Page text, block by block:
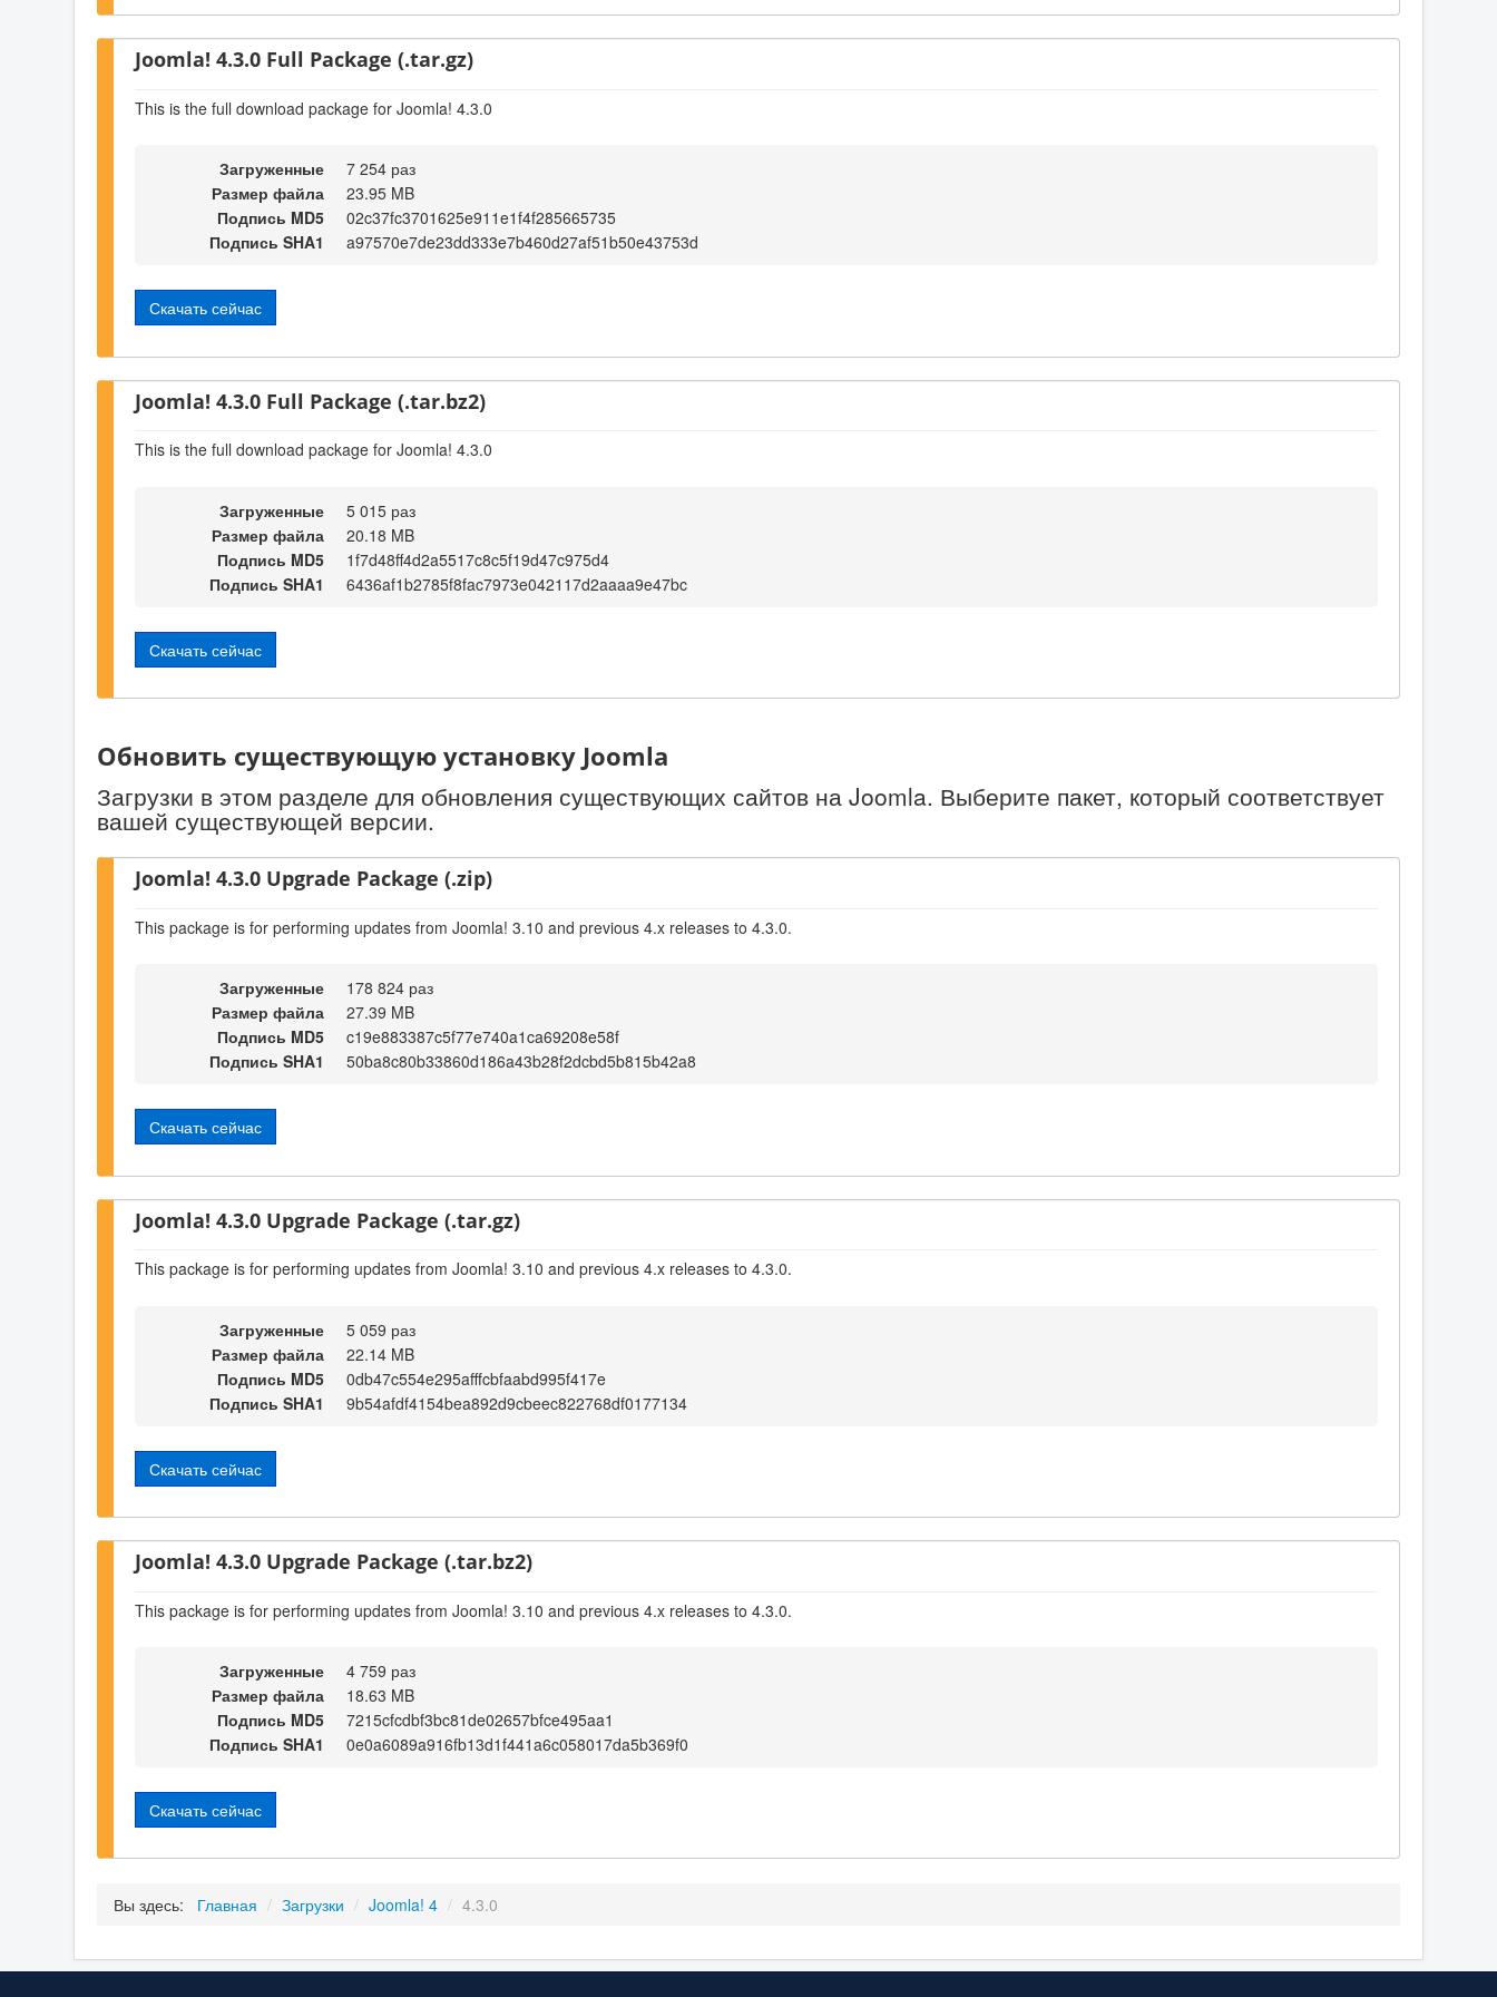
Joomla! 4.3.0 Full Package (.tar.gz)
This is the full download package for Joomla! 4.3.0
Загруженные
7 254 раз
Размер файла
23.95 MB
Подпись MD5
02c37fc3701625e911e1f4f285665735
Подпись SHA1
a97570e7de23dd333e7b460d27af51b50e43753d
Скачать сейчас
Joomla! 4.3.0 Full Package (.tar.bz2)
This is the full download package for Joomla! 4.3.0
Загруженные
5 015 раз
Размер файла
20.18 MB
Подпись MD5
1f7d48ff4d2a5517c8c5f19d47c975d4
Подпись SHA1
6436af1b2785f8fac7973e042117d2aaaa9e47bc
Скачать сейчас
Обновить существующую установку Joomla
Загрузки в этом разделе для обновления существующих сайтов на Joomla. Выберите пакет, который соответствует
вашей существующей версии.
Joomla! 4.3.0 Upgrade Package (.zip)
This package is for performing updates from Joomla! 3.10 and previous 4.x releases to 4.3.0.
Загруженные
178 824 раз
Размер файла
27.39 MB
Подпись MD5
c19e883387c5f77e740a1ca69208e58f
Подпись SHA1
50ba8c80b33860d186a43b28f2dcbd5b815b42a8
Скачать сейчас
Joomla! 4.3.0 Upgrade Package (.tar.gz)
This package is for performing updates from Joomla! 3.10 and previous 4.x releases to 4.3.0.
Загруженные
5 059 раз
Размер файла
22.14 MB
Подпись MD5
0db47c554e295afffcbfaabd995f417e
Подпись SHA1
9b54afdf4154bea892d9cbeec822768df0177134
Скачать сейчас
Joomla! 4.3.0 Upgrade Package (.tar.bz2)
This package is for performing updates from Joomla! 3.10 and previous 4.x releases to 4.3.0.
Загруженные
4 759 раз
Размер файла
18.63 MB
Подпись MD5
7215cfcdbf3bc81de02657bfce495aa1
Подпись SHA1
0e0a6089a916fb13d1f441a6c058017da5b369f0
Скачать сейчас
Вы здесь: Главная / Загрузки / Joomla! 4 / 4.3.0